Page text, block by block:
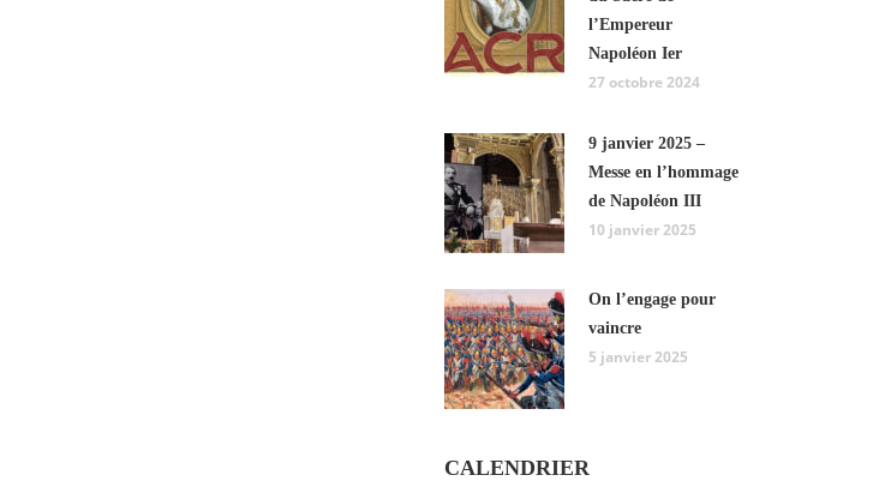
l’Empereur
Napoléon Ier
27 octobre 2024
9 janvier 2025 –
Messe en l’hommage
de Napoléon III
10 janvier 2025
On l’engage pour
vaincre
5 janvier 2025
CALENDRIER